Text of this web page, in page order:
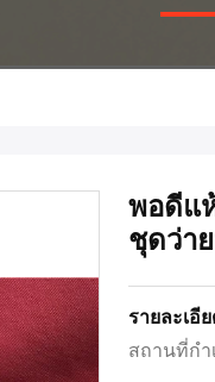
พอดีแ
ชุดว่า
รายละเอี
สถานที่กำ